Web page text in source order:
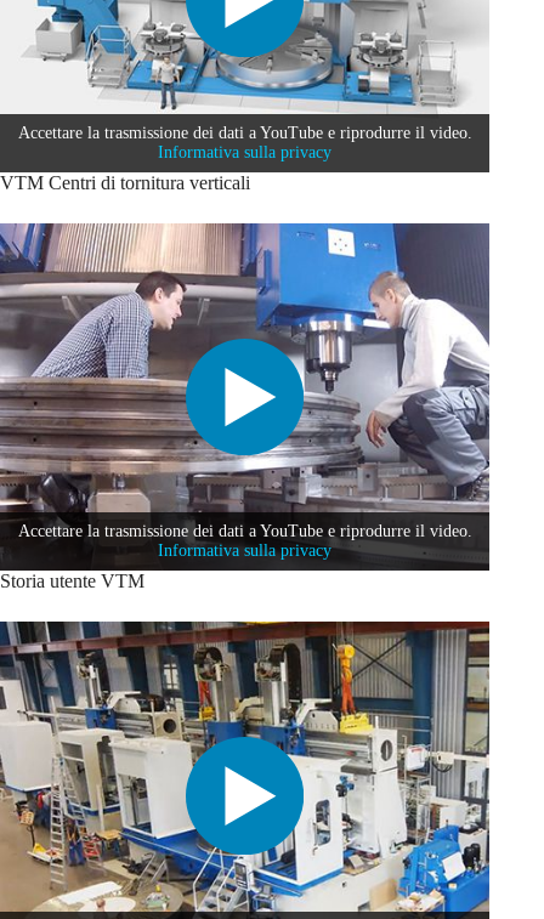
Accettare la trasmissione dei dati a YouTube e riprodurre il video.
Informativa sulla privacy
VTM Centri di tornitura verticali
Accettare la trasmissione dei dati a YouTube e riprodurre il video.
Informativa sulla privacy
Storia utente VTM